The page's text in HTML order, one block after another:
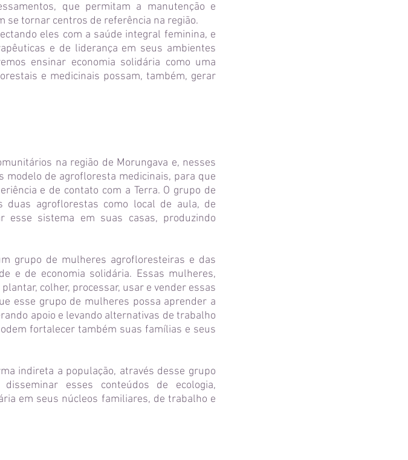
que permitam a manutenção e
se tornar centros de referência na região.
eles com a saúde integral feminina, e
e de liderança em seus ambientes
ensinar economia solidária como uma
e medicinais possam, também, gerar
na região de Morungava e, nesses
de agrofloresta medicinais, para que
e de contato com a Terra. O grupo de
agroflorestas como local de aula, de
sistema em suas casas, produzindo
grupo de mulheres agrofloresteiras e das
e de economia solidária. Essas mulheres,
colher, processar, usar e vender essas
esse grupo de mulheres possa aprender a
apoio e levando alternativas de trabalho
fortalecer também suas famílias e seus
indireta a população, através desse grupo
esses conteúdos de ecologia,
em seus núcleos familiares, de trabalho e